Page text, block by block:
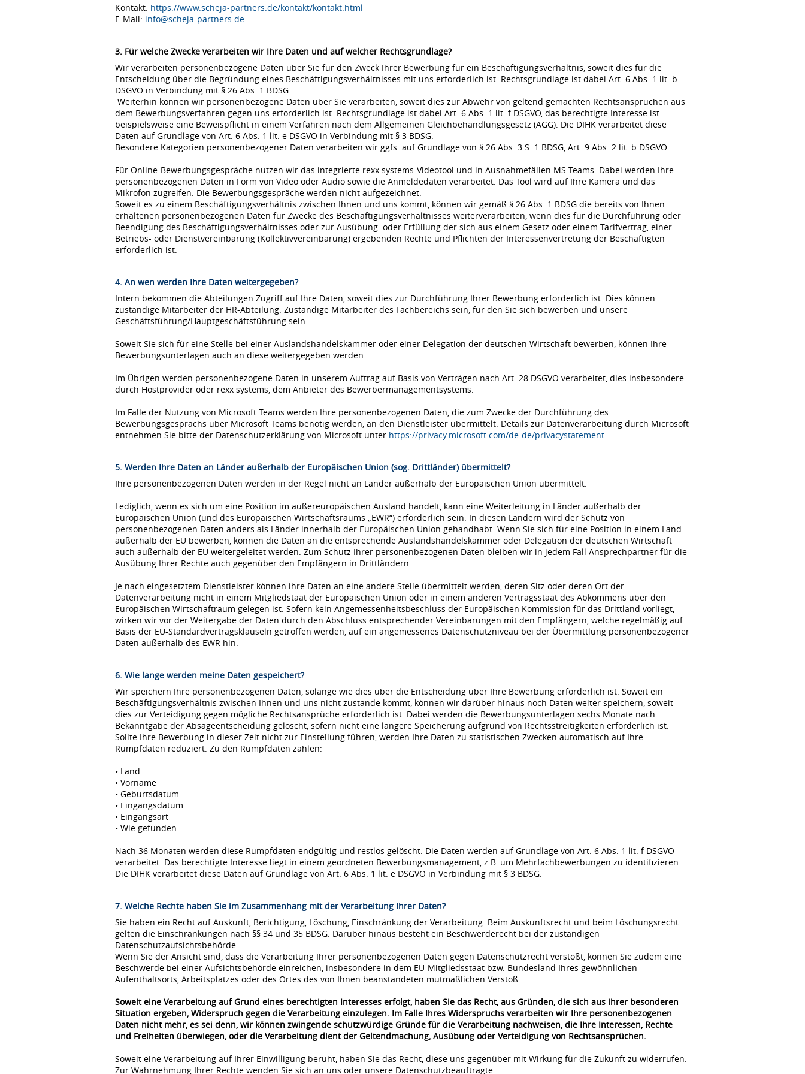
Kontakt: https://www.scheja-partners.de/kontakt/kontakt.html
E-Mail: info@scheja-partners.de
3. Für welche Zwecke verarbeiten wir Ihre Daten und auf welcher Rechtsgrundlage?
Wir verarbeiten personenbezogene Daten über Sie für den Zweck Ihrer Bewerbung für ein Beschäftigungsverhältnis, soweit dies für die
Entscheidung über die Begründung eines Beschäftigungsverhältnisses mit uns erforderlich ist. Rechtsgrundlage ist dabei Art. 6 Abs. 1 lit. b
DSGVO in Verbindung mit § 26 Abs. 1 BDSG.
Weiterhin können wir personenbezogene Daten über Sie verarbeiten, soweit dies zur Abwehr von geltend gemachten Rechtsansprüchen aus
dem Bewerbungsverfahren gegen uns erforderlich ist. Rechtsgrundlage ist dabei Art. 6 Abs. 1 lit. f DSGVO, das berechtigte Interesse ist
beispielsweise eine Beweispflicht in einem Verfahren nach dem Allgemeinen Gleichbehandlungsgesetz (AGG). Die DIHK verarbeitet diese
Daten auf Grundlage von Art. 6 Abs. 1 lit. e DSGVO in Verbindung mit § 3 BDSG.
Besondere Kategorien personenbezogener Daten verarbeiten wir ggfs. auf Grundlage von § 26 Abs. 3 S. 1 BDSG, Art. 9 Abs. 2 lit. b DSGVO.
Für Online-Bewerbungsgespräche nutzen wir das integrierte rexx systems-Videotool und in Ausnahmefällen MS Teams. Dabei werden Ihre
personenbezogenen Daten in Form von Video oder Audio sowie die Anmeldedaten verarbeitet. Das Tool wird auf Ihre Kamera und das
Mikrofon zugreifen. Die Bewerbungsgespräche werden nicht aufgezeichnet.
Soweit es zu einem Beschäftigungsverhältnis zwischen Ihnen und uns kommt, können wir gemäß § 26 Abs. 1 BDSG die bereits von Ihnen
erhaltenen personenbezogenen Daten für Zwecke des Beschäftigungsverhältnisses weiterverarbeiten, wenn dies für die Durchführung oder
Beendigung des Beschäftigungsverhältnisses oder zur Ausübung oder Erfüllung der sich aus einem Gesetz oder einem Tarifvertrag, einer
Betriebs- oder Dienstvereinbarung (Kollektivvereinbarung) ergebenden Rechte und Pflichten der Interessenvertretung der Beschäftigten
erforderlich ist.
4. An wen werden Ihre Daten weitergegeben?
Intern bekommen die Abteilungen Zugriff auf Ihre Daten, soweit dies zur Durchführung Ihrer Bewerbung erforderlich ist. Dies können
zuständige Mitarbeiter der HR-Abteilung. Zuständige Mitarbeiter des Fachbereichs sein, für den Sie sich bewerben und unsere
Geschäftsführung/Hauptgeschäftsführung sein.
Soweit Sie sich für eine Stelle bei einer Auslandshandelskammer oder einer Delegation der deutschen Wirtschaft bewerben, können Ihre
Bewerbungsunterlagen auch an diese weitergegeben werden.
Im Übrigen werden personenbezogene Daten in unserem Auftrag auf Basis von Verträgen nach Art. 28 DSGVO verarbeitet, dies insbesondere
durch Hostprovider oder rexx systems, dem Anbieter des Bewerbermanagementsystems.
Im Falle der Nutzung von Microsoft Teams werden Ihre personenbezogenen Daten, die zum Zwecke der Durchführung des
Bewerbungsgesprächs über Microsoft Teams benötig werden, an den Dienstleister übermittelt. Details zur Datenverarbeitung durch Microsoft
entnehmen Sie bitte der Datenschutzerklärung von Microsoft unter https://privacy.microsoft.com/de-de/privacystatement.
5. Werden Ihre Daten an Länder außerhalb der Europäischen Union (sog. Drittländer) übermittelt?
Ihre personenbezogenen Daten werden in der Regel nicht an Länder außerhalb der Europäischen Union übermittelt.
Lediglich, wenn es sich um eine Position im außereuropäischen Ausland handelt, kann eine Weiterleitung in Länder außerhalb der
Europäischen Union (und des Europäischen Wirtschaftsraums „EWR“) erforderlich sein. In diesen Ländern wird der Schutz von
personenbezogenen Daten anders als Länder innerhalb der Europäischen Union gehandhabt. Wenn Sie sich für eine Position in einem Land
außerhalb der EU bewerben, können die Daten an die entsprechende Auslandshandelskammer oder Delegation der deutschen Wirtschaft
auch außerhalb der EU weitergeleitet werden. Zum Schutz Ihrer personenbezogenen Daten bleiben wir in jedem Fall Ansprechpartner für die
Ausübung Ihrer Rechte auch gegenüber den Empfängern in Drittländern.
Je nach eingesetztem Dienstleister können ihre Daten an eine andere Stelle übermittelt werden, deren Sitz oder deren Ort der
Datenverarbeitung nicht in einem Mitgliedstaat der Europäischen Union oder in einem anderen Vertragsstaat des Abkommens über den
Europäischen Wirtschaftraum gelegen ist. Sofern kein Angemessenheitsbeschluss der Europäischen Kommission für das Drittland vorliegt,
wirken wir vor der Weitergabe der Daten durch den Abschluss entsprechender Vereinbarungen mit den Empfängern, welche regelmäßig auf
Basis der EU-Standardvertragsklauseln getroffen werden, auf ein angemessenes Datenschutzniveau bei der Übermittlung personenbezogener
Daten außerhalb des EWR hin.
6. Wie lange werden meine Daten gespeichert?
Wir speichern Ihre personenbezogenen Daten, solange wie dies über die Entscheidung über Ihre Bewerbung erforderlich ist. Soweit ein
Beschäftigungsverhältnis zwischen Ihnen und uns nicht zustande kommt, können wir darüber hinaus noch Daten weiter speichern, soweit
dies zur Verteidigung gegen mögliche Rechtsansprüche erforderlich ist. Dabei werden die Bewerbungsunterlagen sechs Monate nach
Bekanntgabe der Absageentscheidung gelöscht, sofern nicht eine längere Speicherung aufgrund von Rechtsstreitigkeiten erforderlich ist.
Sollte Ihre Bewerbung in dieser Zeit nicht zur Einstellung führen, werden Ihre Daten zu statistischen Zwecken automatisch auf Ihre
Rumpfdaten reduziert. Zu den Rumpfdaten zählen:
• Land
• Vorname
• Geburtsdatum
• Eingangsdatum
• Eingangsart
• Wie gefunden
Nach 36 Monaten werden diese Rumpfdaten endgültig und restlos gelöscht. Die Daten werden auf Grundlage von Art. 6 Abs. 1 lit. f DSGVO
verarbeitet. Das berechtigte Interesse liegt in einem geordneten Bewerbungsmanagement, z.B. um Mehrfachbewerbungen zu identifizieren.
Die DIHK verarbeitet diese Daten auf Grundlage von Art. 6 Abs. 1 lit. e DSGVO in Verbindung mit § 3 BDSG.
7. Welche Rechte haben Sie im Zusammenhang mit der Verarbeitung Ihrer Daten?
Sie haben ein Recht auf Auskunft, Berichtigung, Löschung, Einschränkung der Verarbeitung. Beim Auskunftsrecht und beim Löschungsrecht
gelten die Einschränkungen nach §§ 34 und 35 BDSG. Darüber hinaus besteht ein Beschwerderecht bei der zuständigen
Datenschutzaufsichtsbehörde.
Wenn Sie der Ansicht sind, dass die Verarbeitung Ihrer personenbezogenen Daten gegen Datenschutzrecht verstößt, können Sie zudem eine
Beschwerde bei einer Aufsichtsbehörde einreichen, insbesondere in dem EU-Mitgliedsstaat bzw. Bundesland Ihres gewöhnlichen
Aufenthaltsorts, Arbeitsplatzes oder des Ortes des von Ihnen beanstandeten mutmaßlichen Verstoß.
Soweit eine Verarbeitung auf Grund eines berechtigten Interesses erfolgt, haben Sie das Recht, aus Gründen, die sich aus ihrer besonderen
Situation ergeben, Widerspruch gegen die Verarbeitung einzulegen. Im Falle Ihres Widerspruchs verarbeiten wir Ihre personenbezogenen
Daten nicht mehr, es sei denn, wir können zwingende schutzwürdige Gründe für die Verarbeitung nachweisen, die Ihre Interessen, Rechte
und Freiheiten überwiegen, oder die Verarbeitung dient der Geltendmachung, Ausübung oder Verteidigung von Rechtsansprüchen.
Soweit eine Verarbeitung auf Ihrer Einwilligung beruht, haben Sie das Recht, diese uns gegenüber mit Wirkung für die Zukunft zu widerrufen.
Zur Wahrnehmung Ihrer Rechte wenden Sie sich an uns oder unsere Datenschutzbeauftragte.